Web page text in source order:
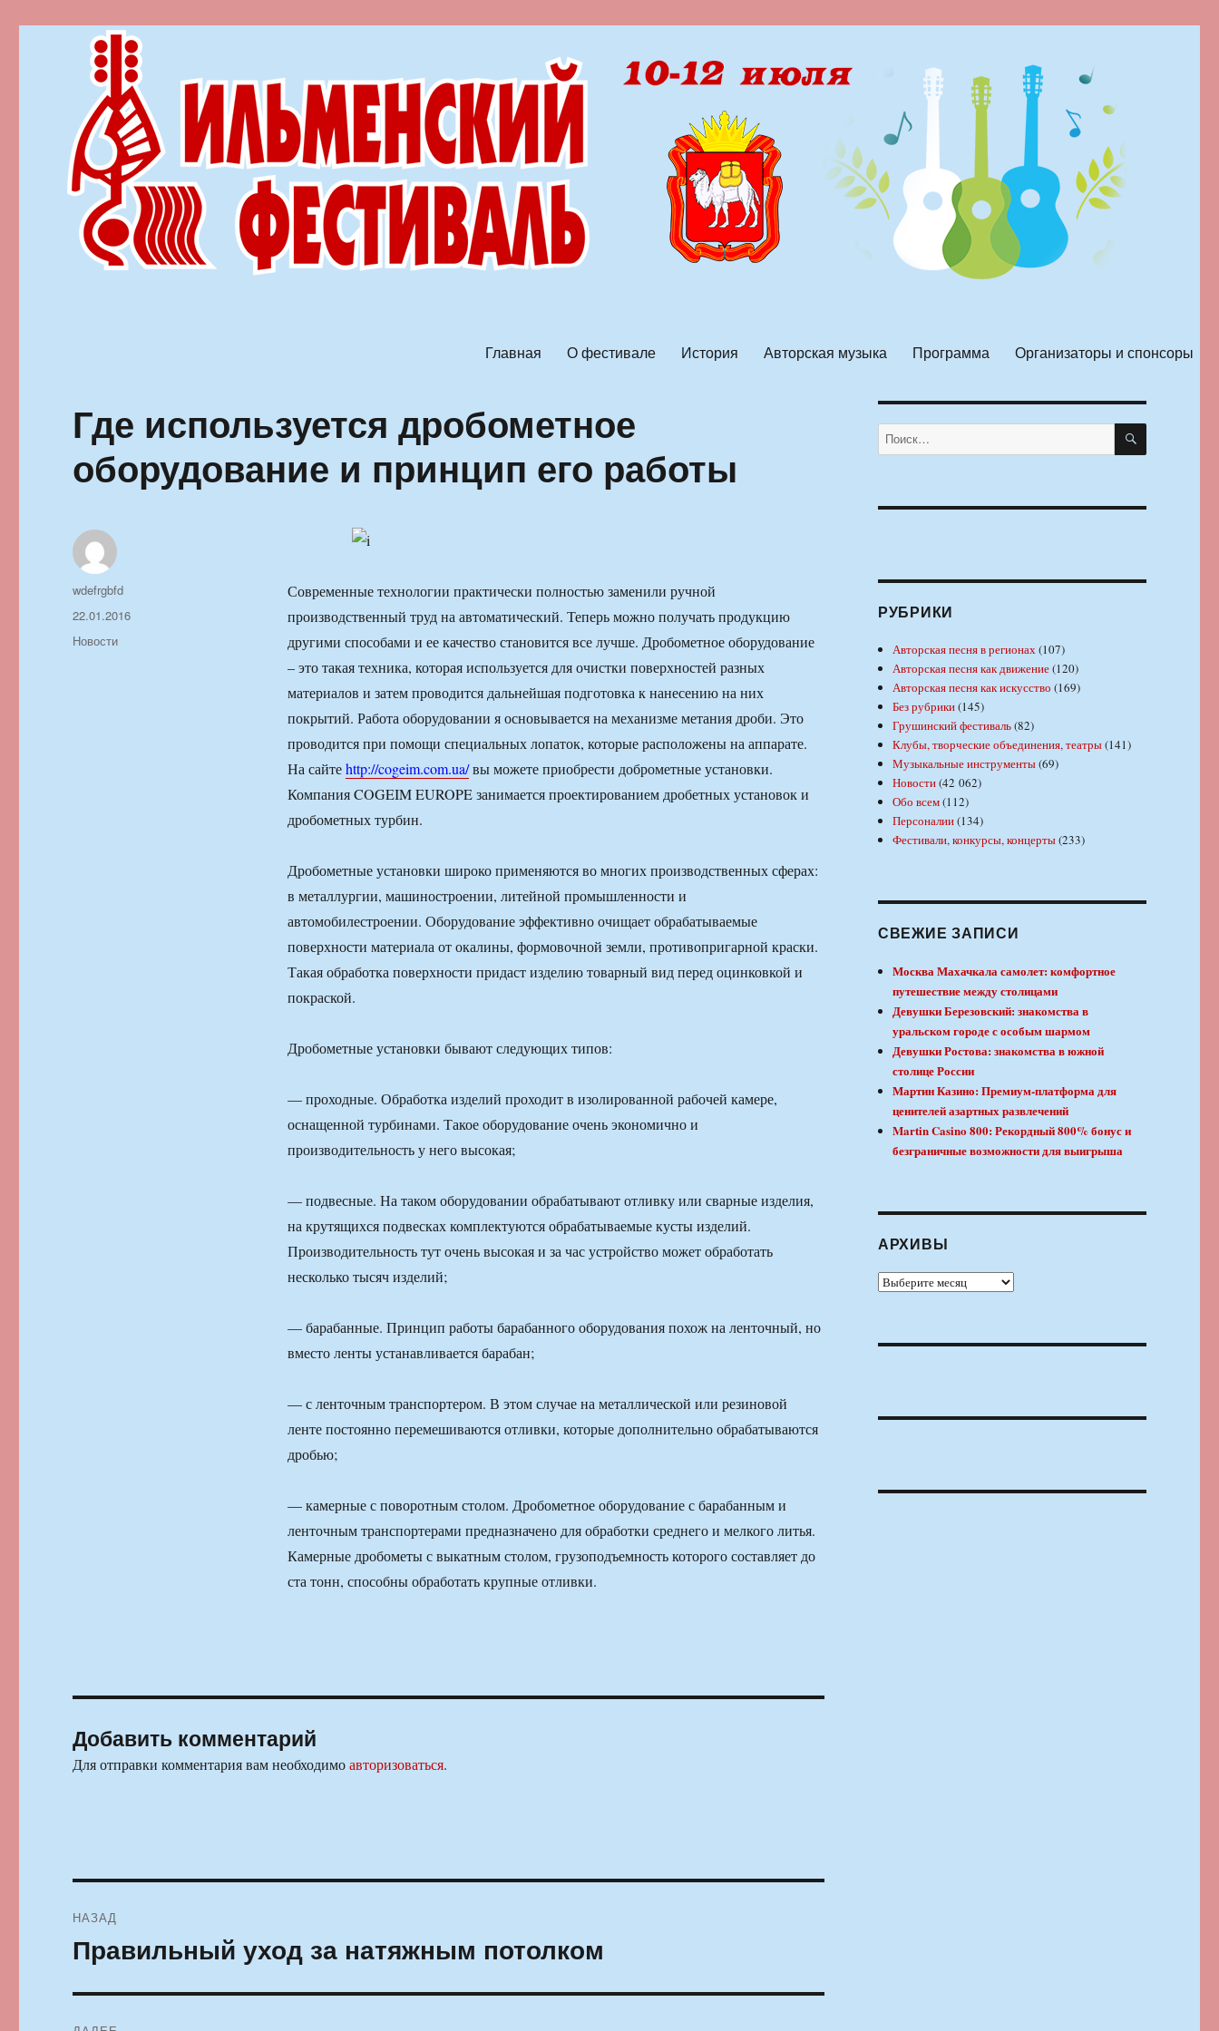
Главная О фестивале История Авторская музыка Программа Организаторы и спонсоры
Где используется дробометное
оборудование и принцип его работы
Современные технологии практически полностью заменили ручной
производственный труд на автоматический. Теперь можно получать продукцию
другими способами и ее качество становится все лучше. Дробометное оборудование
– это такая техника, которая используется для очистки поверхностей разных
материалов и затем проводится дальнейшая подготовка к нанесению на них
покрытий. Работа оборудовании я основывается на механизме метания дроби. Это
проводится при помощи специальных лопаток, которые расположены на аппарате.
На сайтеhttp://cogeim.com.ua/вы можете приобрести доброметные установки.
Компания COGEIM EUROPE занимается проектированием дробетных установок и
дробометных турбин.
Дробометные установки широко применяются во многих производственных сферах:
в металлургии, машиностроении, литейной промышленности и
автомобилестроении. Оборудование эффективно очищает обрабатываемые
поверхности материала от окалины, формовочной земли, противопригарной краски.
Такая обработка поверхности придаст изделию товарный вид перед оцинковкой и
покраской.
Дробометные установки бывают следующих типов:
— проходные. Обработка изделий проходит в изолированной рабочей камере,
оснащенной турбинами. Такое оборудование очень экономично и
производительность у него высокая;
— подвесные. На таком оборудовании обрабатывают отливку или сварные изделия,
на крутящихся подвесках комплектуются обрабатываемые кусты изделий.
Производительность тут очень высокая и за час устройство может обработать
несколько тысяч изделий;
— барабанные. Принцип работы барабанного оборудования похож на ленточный, но
вместо ленты устанавливается барабан;
— с ленточным транспортером. В этом случае на металлической или резиновой
ленте постоянно перемешиваются отливки, которые дополнительно обрабатываются
дробью;
— камерные с поворотным столом. Дробометное оборудование с барабанным и
ленточным транспортерами предназначено для обработки среднего и мелкого литья.
Камерные дробометы с выкатным столом, грузоподъемность которого составляет до
ста тонн, способны обработать крупные отливки.
Автор
wdefrgbfd
Опубликовано
22.01.2016
Рубрики
Новости
Добавить комментарий
Для отправки комментария вам необходимоавторизоваться.
по
НАЗАД
Предыдущая
запись:
Правильный уход за натяжным потолком
Искать: ПОИСК
РУБРИКИ
Авторская песня в регионах(107)
Авторская песня как движение(120)
Авторская песня как искусство (169)
Без рубрики(145)
Грушинский фестиваль(82)
Клубы, творческие объединения, театры(141)
Музыкальные инструменты(69)
Новости(42 062)
Обо всем(112)
Персоналии(134)
Фестивали, конкурсы, концерты(233)
СВЕЖИЕ ЗАПИСИ
Москва Махачкала самолет: комфортное
путешествие между столицами
Девушки Березовский: знакомства в
уральском городе с особым шармом
Девушки Ростова: знакомства в южной
столице России
Мартин Казино: Премиум-платформа для
ценителей азартных развлечений
Martin Casino 800: Рекордный 800% бонус и
безграничные возможности для выигрыша
АРХИВЫ
Архивы